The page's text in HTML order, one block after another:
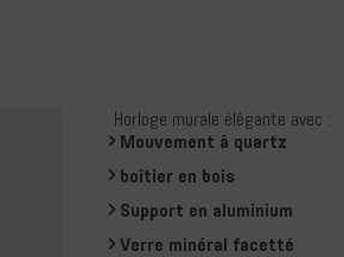
Horloge murale élégante avec :
Mouvement à quartz
boîtier en bois
Support en aluminium
Verre minéral facetté